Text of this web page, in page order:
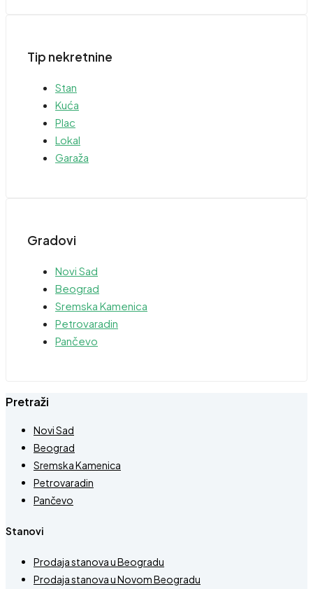
Tip nekretnine
Stan
Kuća
Plac
Lokal
Garaža
Gradovi
Novi Sad
Beograd
Sremska Kamenica
Petrovaradin
Pančevo
Pretraži
Novi Sad
Beograd
Sremska Kamenica
Petrovaradin
Pančevo
Stanovi
Prodaja stanova u Beogradu
Prodaja stanova u Novom Beogradu